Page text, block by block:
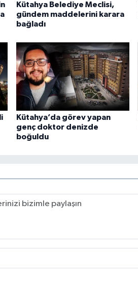
Kütahya Belediye Meclisi,
gündem maddelerini karara
bağladı
Kütahya’da görev yapan
genç doktor denizde
boğuldu